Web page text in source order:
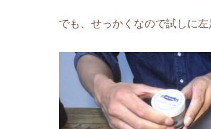
でも、せっかくなので試しに